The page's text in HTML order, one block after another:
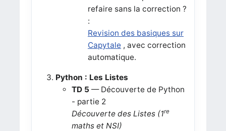
refaire sans la correction ?
:
Revision des basiques sur
Capytale , avec correction
automatique.
Python : Les Listes
TD 5 — Découverte de Python
- partie 2
Découverte des Listes (1re
maths et NSI)